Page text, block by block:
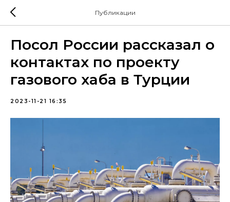
Публикации
Посол России рассказал о
контактах по проекту
газового хаба в Турции
2023-11-21 16:35